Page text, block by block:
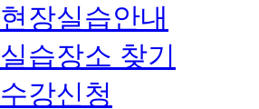
현장실습안내
실습장소 찾기
수강신청